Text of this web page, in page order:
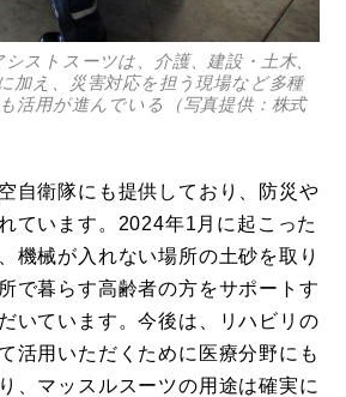
ストスーツは、介護、建設・土木、
加え、災害対応を担う現場など多種
活用が進んでいる（写真提供：株式
自衛隊にも提供しており、防災や
ています。2024年1月に起こった
機械が入れない場所の土砂を取り
で暮らす高齢者の方をサポートす
いています。今後は、リハビリの
活用いただくために医療分野にも
、マッスルスーツの用途は確実に